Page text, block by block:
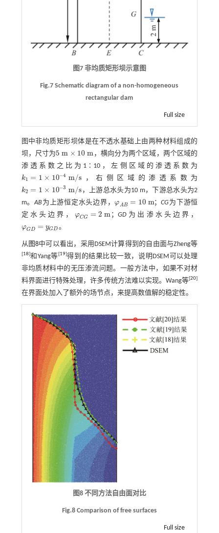
图7 非均质矩形坝示意图
Fig.7 Schematic diagram of a non-homogeneous
rectangular dam
Full size
图中非均质矩形坝体是在不透水基础上由两种材料组成的
坝，尺寸为5 m × 10 m
5 m× 10 m
，横向分为两个区域，两个区域的
渗透系数之比为1∶10，左侧区域的渗透系数为
k1 = 1 × 10−4 m/s
k1=1× 10 -4 m/ ，右侧区域的渗透系数为
k2 = 1 × 10−3 m/s
k2=1× 10 -3 m/
，上游总水头为10 m，下游总水头为2
m。AB 为上游恒定水头边界，φ A B = 10 m
φAB= 10 m ；CG为下游恒
定水头边界， φCG = 2 m
φCG= 2 m ；GD 为出渗水头边界，
φG D = yGD
φGD= yG D 。
从 图8中可以看出，采用DSEM计算得到的自由面与Zheng等
18 和Yang等 19] 得到的结果比较一致，说明DSEM可以处理
非均质材料中的无压渗流问题。一般方法中，如果不对材
料界面进行特殊处理，许多传统方法难以实现。Wang等 [20
在界面处加入了额外的场节点，来提高数值解的稳定性。
图8 不同方法自由面对比
Fig.8 Comparison of free surfaces
Full size